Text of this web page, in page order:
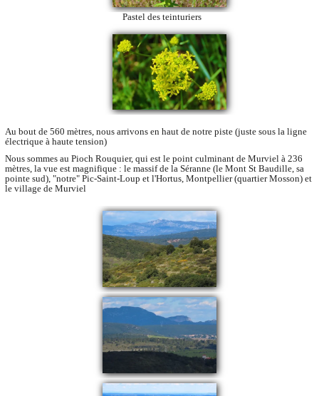
Pastel des teinturiers
Au bout de 560 mètres, nous arrivons en haut de notre piste (juste sous la ligne
électrique à haute tension)
Nous sommes au Pioch Rouquier, qui est le point culminant de Murviel à 236
mètres, la vue est magnifique : le massif de la Séranne (le Mont St Baudille, sa
pointe sud), "notre" Pic-Saint-Loup et l'Hortus, Montpellier (quartier Mosson) et
le village de Murviel